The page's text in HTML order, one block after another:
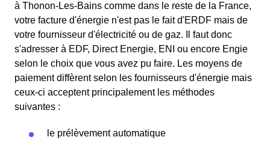
à Thonon-Les-Bains comme dans le reste de la France,
votre facture d'énergie n'est pas le fait d'ERDF mais de
votre fournisseur d'électricité ou de gaz. Il faut donc
s'adresser à EDF, Direct Energie, ENI ou encore Engie
selon le choix que vous avez pu faire. Les moyens de
paiement diffèrent selon les fournisseurs d'énergie mais
ceux-ci acceptent principalement les méthodes
suivantes :
le prélèvement automatique